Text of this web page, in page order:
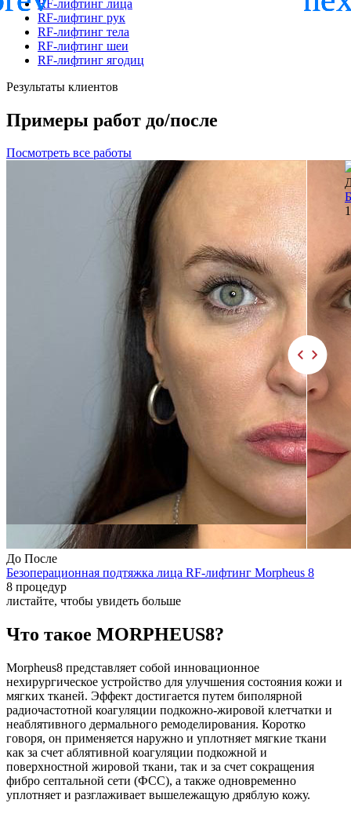
RF-лифтинг лица
RF-лифтинг рук
RF-лифтинг тела
RF-лифтинг шеи
RF-лифтинг ягодиц
Результаты клиентов
Примеры работ до/после
Посмотреть все работы
До После
Безоперационная подтяжка лица RF-лифтинг Morpheus 8
8 процедур
листайте, чтобы увидеть больше
Что такое MORPHEUS8?
Morpheus8 представляет собой инновационное
нехирургическое устройство для улучшения состояния кожи и
мягких тканей. Эффект достигается путем биполярной
радиочастотной коагуляции подкожно-жировой клетчатки и
неаблятивного дермального ремоделирования. Коротко
говоря, он применяется наружно и уплотняет мягкие ткани
как за счет аблятивной коагуляции подкожной и
поверхностной жировой ткани, так и за счет сокращения
фибро септальной сети (ФСС), а также одновременно
уплотняет и разглаживает вышележащую дряблую кожу.